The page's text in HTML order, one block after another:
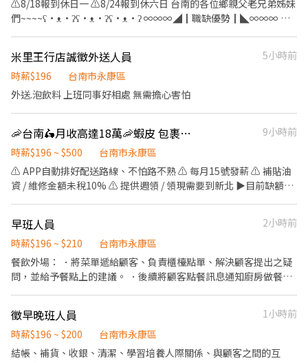
團保 【首誠獨享】三節（生日、端午、中秋）預支、週領 【伙食】
馬上行動⋆⁺₊ 🔥立即卡位 名額有限 ⋆⁺₊⋆ 尋找合適喜歡的工作歡迎
洽詢—汝汝☺️ ☎️市內電話：06-2040501 #20 ☎️手機電話：
yu6012@shoucheng.tw ❄賴：@200ijkks（記得加@喔） ❄面試
時間：週一～週五 AM10:00～PM17:00 ❄親洽：台南市永康區永大
路三段249號 ❄營業時間：08:30～17:30 午休12:00～13:00 🌟《不
⚠️8/18報到休日一 ⚠️8/24報到休六日 台南的各位鄉親父老兄弟姊妹
們~~~~ʕ•ᴥ•ʔʕ•ᴥ•ʔʕ•ᴥ•ʔ ∞∞∞◢┃職缺優勢┃◣∞∞∞ 😁
缺介紹┃◣∞∞∞ 📍工作地點:台南市新市區堤塘港路.號 💼工作內
容: ▶️GPS(定位系統)及通訊產品 產品組裝、包裝與測試 生產線SMT
機台操作 ⏰上班時間: ⛅日班：08:00-17:00，加班17:30-19:30 (加
【休假制度】：週休六日 休息時間：中午休息40分鐘，上下午各休
息10分鐘 ※【需配合產線加班】 ∞∞∞◢┃詢問預約┃◣∞∞∞ ✅
✅L.I.N.E.➠@826jcnfy(要加@唷) ✅【快速加入】
➠https://lin.ee/RDrxb6W
米里王行店誠徵外送人員
5小時前
時薪$196
台南市永康區
外送.泡飲料 上班同事好相處 無需擔心害怕
🦐台南🛵月收高達18萬🦐蝦皮 包裹配送到宅🛵台北 新北 台南 高雄
9小時前
時薪$196 ~ $500
台南市永康區
⚠️ APP自動排好配送路線、不怕路不熟 ⚠️ 每月15號發薪 ⚠️ 補貼油
資 / 維修金額未稅10% ⚠️ 提供週領 / 領現需要到新北 ▶️目前缺額縣
有安卓手機 ( 空機也可，要可分享網路就好 ) 🧢要有駕照 🧢公司提
供車讓你賺錢錢 🔺隨便送的 4～6萬 🔺正常送的 6～8 萬 🔺努力送的
8～18萬 ▶️領薪方式： 週領月結可以領現，地點在『板橋』 月結可
以領現，地點在『高雄』 🙆‍♀️沒經驗可 👉 APP 自動排好配送路線，
可配合佳) ⚡公司提供三輪機車 ⚡工作內容： 以機車配送蝦皮電商包
裹 機車配送包裹至指定地點 ( 範圍3km內 )，送完下線 ➤➤➤➤➤應
徵方式➤➤➤➤➤ 加應徵的瀨：https://reurl.cc/oZm9k5 詢問專員
早班人員
2小時前
時薪$196 ~ $210
台南市永康區
餐飲外場： ．將菜單遞給顧客、負責櫃檯點單、解決顧客提出之疑
問，並給予餐點上的建議。 ．後續將顧客點餐訊息通知廚房做餐，
剝、削、切各種食材。 ．負責清理工作環境、設備和餐具。 ．準備
不同餐點所需要的食材。 ．協助測量食材的容量與重量。 ．負責擺
盤、打包外帶服務。
徵早晚班人員
1小時前
時薪$196 ~ $200
台南市永康區
結帳、補貨、收銀、清潔、學習培養人際關係、與顧客之間的互